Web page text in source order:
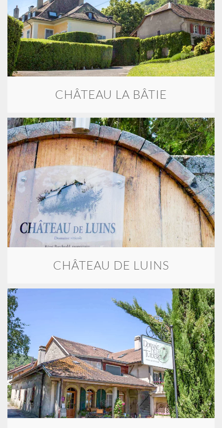
CHÂTEAU LA BÂTIE
CHÂTEAU DE LUINS